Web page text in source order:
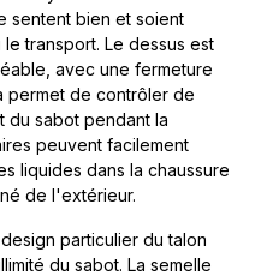
sentent bien et soient
transport. Le dessus est
avec une fermeture
permet de contrôler de
du sabot pendant la
peuvent facilement
liquides dans la chaussure
de l'extérieur.
particulier du talon
du sabot. La semelle